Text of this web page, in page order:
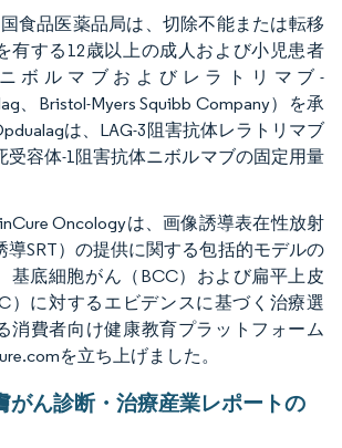
食品医薬品局は、切除不能または転移
有する12歳以上の成人および小児患者
ボルマブおよびレラトリマブ-
、Bristol-Myers Squibb Company）を承
は、LAG-3阻害抗体レラトリマブ
受容体-1阻害抗体ニボルマブの固定用量
Oncologyは、画像誘導表在性放射
導SRT）の提供に関する包括的モデルの
基底細胞がん（BCC）および扁平上皮
）に対するエビデンスに基づく治療選
消費者向け健康教育プラットフォーム
を立ち上げました。
がん診断・治療産業レポートの